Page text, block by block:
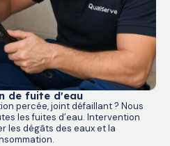
de fuite d'eau
percée, joint défaillant ? Nous
les fuites d’eau. Intervention
les dégâts des eaux et la